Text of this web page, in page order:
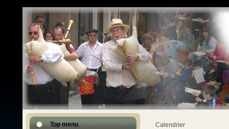
Top menu Calendrier